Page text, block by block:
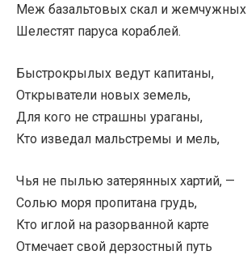
Меж базальтовых скал и жемчужных
Шелестят паруса кораблей.
Быстрокрылых ведут капитаны,
Открыватели новых земель,
Для кого не страшны ураганы,
Кто изведал мальстремы и мель,
Чья не пылью затерянных хартий, —
Солью моря пропитана грудь,
Кто иглой на разорванной карте
Отмечает свой дерзостный путь